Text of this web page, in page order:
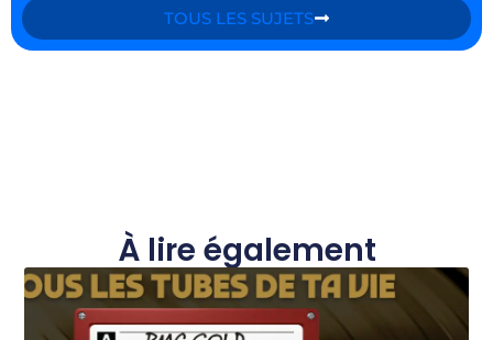
TOUS LES SUJETS
À lire également